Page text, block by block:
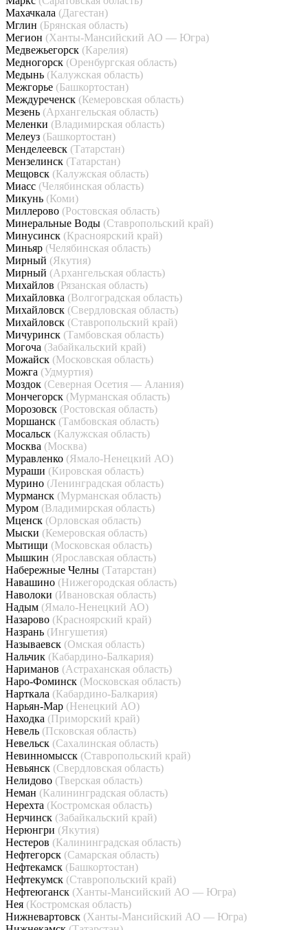
Махачкала (Дагестан)
Мглин (Брянская область)
Мегион (Ханты-Мансийский АО — Югра)
Медвежьегорск (Карелия)
Медногорск (Оренбургская область)
Медынь (Калужская область)
Межгорье (Башкортостан)
Междуреченск (Кемеровская область)
Мезень (Архангельская область)
Меленки (Владимирская область)
Мелеуз (Башкортостан)
Менделеевск (Татарстан)
Мензелинск (Татарстан)
Мещовск (Калужская область)
Миасс (Челябинская область)
Микунь (Коми)
Миллерово (Ростовская область)
Минеральные Воды (Ставропольский край)
Минусинск (Красноярский край)
Миньяр (Челябинская область)
Мирный (Якутия)
Мирный (Архангельская область)
Михайлов (Рязанская область)
Михайловка (Волгоградская область)
Михайловск (Свердловская область)
Михайловск (Ставропольский край)
Мичуринск (Тамбовская область)
Могоча (Забайкальский край)
Можайск (Московская область)
Можга (Удмуртия)
Моздок (Северная Осетия — Алания)
Мончегорск (Мурманская область)
Морозовск (Ростовская область)
Моршанск (Тамбовская область)
Мосальск (Калужская область)
Москва (Москва)
Муравленко (Ямало-Ненецкий АО)
Мураши (Кировская область)
Мурино (Ленинградская область)
Мурманск (Мурманская область)
Муром (Владимирская область)
Мценск (Орловская область)
Мыски (Кемеровская область)
Мытищи (Московская область)
Мышкин (Ярославская область)
Набережные Челны (Татарстан)
Навашино (Нижегородская область)
Наволоки (Ивановская область)
Надым (Ямало-Ненецкий АО)
Назарово (Красноярский край)
Назрань (Ингушетия)
Называевск (Омская область)
Нальчик (Кабардино-Балкария)
Нариманов (Астраханская область)
Наро-Фоминск (Московская область)
Нарткала (Кабардино-Балкария)
Нарьян-Мар (Ненецкий АО)
Находка (Приморский край)
Невель (Псковская область)
Невельск (Сахалинская область)
Невинномысск (Ставропольский край)
Невьянск (Свердловская область)
Нелидово (Тверская область)
Неман (Калининградская область)
Нерехта (Костромская область)
Нерчинск (Забайкальский край)
Нерюнгри (Якутия)
Нестеров (Калининградская область)
Нефтегорск (Самарская область)
Нефтекамск (Башкортостан)
Нефтекумск (Ставропольский край)
Нефтеюганск (Ханты-Мансийский АО — Югра)
Нея (Костромская область)
Нижневартовск (Ханты-Мансийский АО — Югра)